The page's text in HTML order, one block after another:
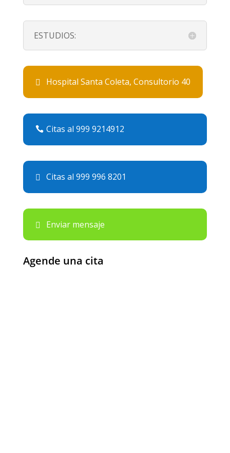
ESTUDIOS:
Hospital Santa Coleta, Consultorio 40
Citas al 999 9214912
Citas al 999 996 8201
Enviar mensaje
Agende una cita